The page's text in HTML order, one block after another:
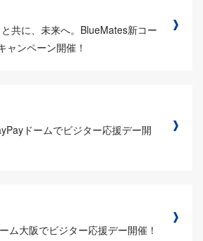
と共に、未来へ。BlueMates新コー
ャンペーン開催！
ドームでビジター応援デー開
ム大阪でビジター応援デー開催！